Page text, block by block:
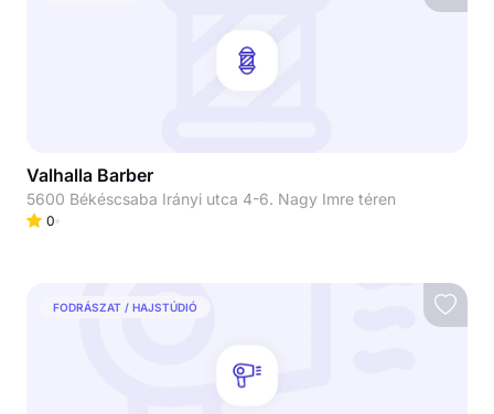
Valhalla Barber
5600 Békéscsaba Irányi utca 4-6. Nagy Imre téren
0
FODRÁSZAT / HAJSTÚDIÓ